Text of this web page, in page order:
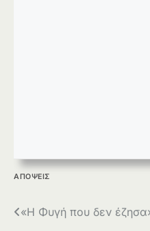
ΑΠΟΨΕΙΣ
Πλοήγηση
«Η Φυγή που δεν